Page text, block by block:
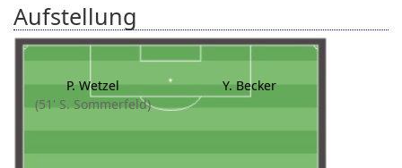
Aufstellung
P. Wetzel
(51' S. Sommerfeld)
Y. Becker